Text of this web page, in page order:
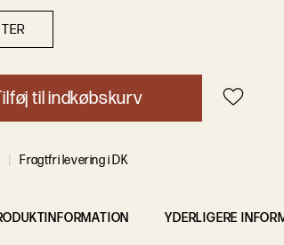
i føj ti indkøbskurv
TER
Fragtfri levering i DK
YDERLIGERE